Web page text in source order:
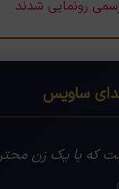
ساویس
که با یک زن